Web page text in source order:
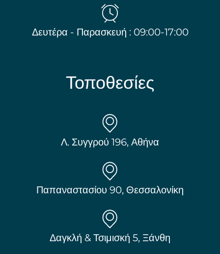
Δευτέρα - Παρασκευή : 09:00-17:00
Τοποθεσίες
Λ. Συγγρού 196, Αθήνα
Παπαναστασίου 90, Θεσσαλονίκη
Δαγκλή & Τσιμισκή 5, Ξάνθη